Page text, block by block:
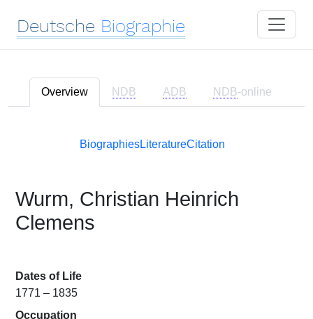
Deutsche Biographie
Overview NDB ADB NDB-online
BiographiesLiteratureCitation
Wurm, Christian Heinrich
Clemens
Dates of Life
1771 – 1835
Occupation